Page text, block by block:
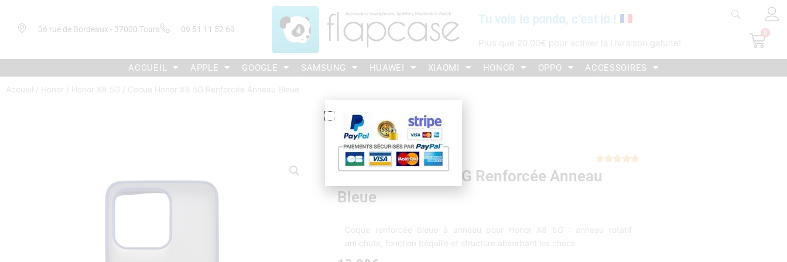
36 rue de Bordeaux - 37000 Tours 09 51 11 52 69
Tu vois le panda, c'est là !
Plus que 20.00€ pour activer la Livraison gatuite!
0
ACCUEIL APPLE GOOGLE SAMSUNG HUAWEI XIAOMI HONOR OPPO ACCESSOIRES
Accueil / Honor / Honor X8 5G / Coque Honor X8 5G Renforcée Anneau Bleue

Coque Honor X8 5G Renforcée Anneau
Bleue
Coque renforcée bleue à anneau pour Honor X8 5G : anneau rotatif
antichute, fonction béquille et structure absorbant les chocs.